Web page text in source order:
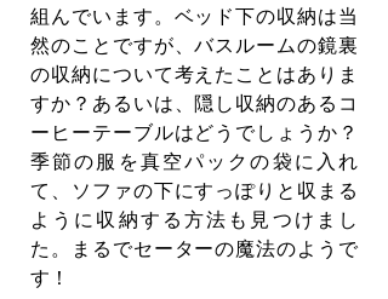
組んでいます。ベッド下の収納は当
然のことですが、バスルームの鏡裏
の収納について考えたことはありま
すか？あるいは、隠し収納のあるコ
ーヒーテーブルはどうでしょうか？
季節の服を真空パックの袋に入れ
て、ソファの下にすっぽりと収まる
ように収納する方法も見つけまし
た。まるでセーターの魔法のようで
す！